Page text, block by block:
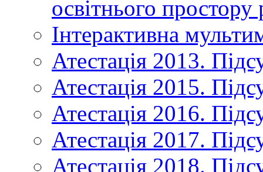
освітнього простору
Інтерактивна
Атестація 2013.
Атестація 2015.
Атестація 2016.
Атестація 2017.
Атестація 2018.